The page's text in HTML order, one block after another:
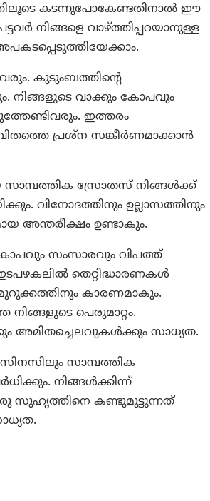
കടന്നുപോകേണ്ടതിനാല്‍ ഈ
നിങ്ങളെ വാഴ്ത്തിപ്പറയാനുള്ള
കുടുംബത്തിന്‍റെ
നിങ്ങളുടെ വാക്കും കോപവും
ഇത്തരം
പ്രശ്‌ന സങ്കീര്‍ണമാക്കാന്‍
സാമ്പത്തിക സ്രോതസ് നിങ്ങള്‍ക്ക്
വിനോദത്തിനും ഉല്ലാസത്തിനും
അന്തരീക്ഷം ഉണ്ടാകും.
സംസാരവും വിപത്ത്
തെറ്റിദ്ധാരണകള്‍
കാരണമാകും.
നിങ്ങളുടെ പെരുമാറ്റം.
അമിതച്ചെലവുകള്‍ക്കും സാധ്യത.
സാമ്പത്തിക
നിങ്ങൾക്കിന്ന്
സുഹൃത്തിനെ കണ്ടുമുട്ടുന്നത്